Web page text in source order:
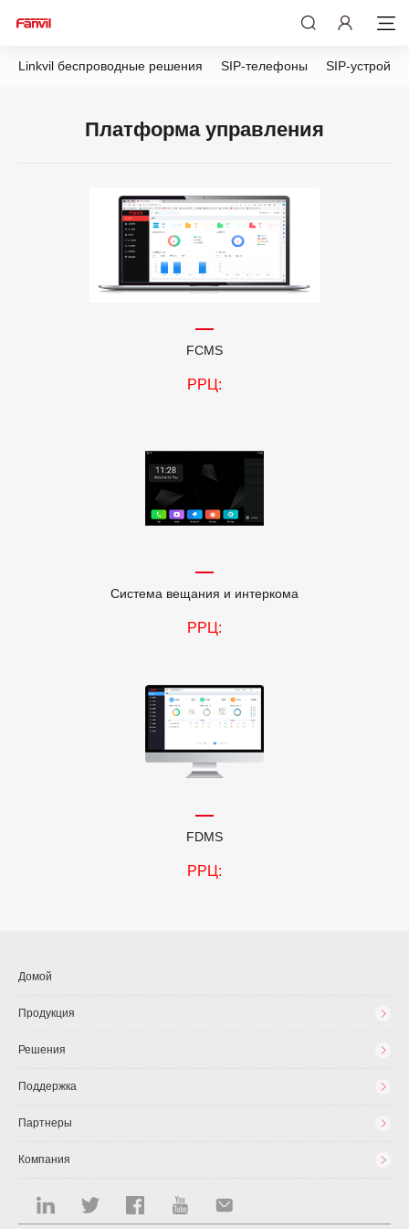
Linkvil беспроводные решения SIP-телефоны SIP-
Платформа управления
FCMS
РРЦ:
Система вещания и интеркома
РРЦ:
FDMS
РРЦ:
Домой
Продукция
Решения
Поддержка
Партнеры
Компания